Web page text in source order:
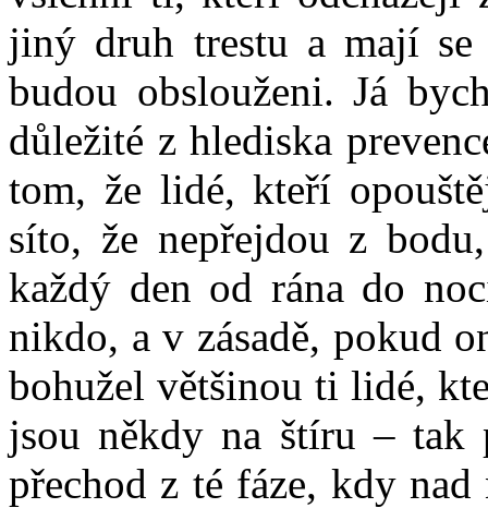
jiný druh trestu a mají se
budou obslouženi. Já
důležité z hlediska
tom, že lidé, kteří
síto, že nepřejdou z
každý den od rána do
nikdo, a v zásadě, pokud
bohužel většinou ti lidé,
jsou někdy na štíru – tak
přechod z té fáze, kdy